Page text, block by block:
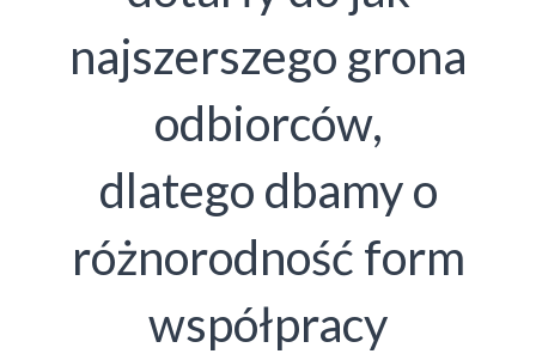
najszerszego grona
odbiorców,
dlatego dbamy o
różnorodność form
współpracy